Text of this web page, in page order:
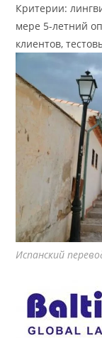
Критерии:
мере 5-летний
клиентов,
Испанский